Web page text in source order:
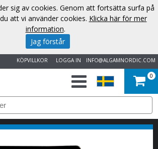
INFO@ALGAMNORDIC.COM
LOGGA IN
KÖPVILLKOR
0
sig av cookies. Genom att fortsätta surfa på
att vi använder cookies. Klicka här för mer
information.
Jag förstår